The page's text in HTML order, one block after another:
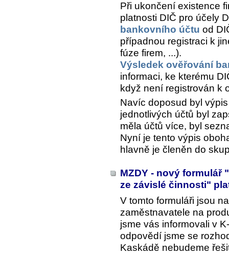
Při ukončení existence
platnosti DIČ pro účely
bankovního účtu od
případnou registraci k
fúze firem, ...).
Výsledek ověřování
informaci, ke kterému
když není registrován k
Navíc doposud byl
jednotlivých účtů byl
měla účtů více, byl
Nyní je tento výpis
hlavně je členěn do
MZDY - nový formulář
ze závislé činnosti"
V tomto formuláři jsou
zaměstnavatele na
jsme vás informovali v
odpovědí jsme se
Kaskádě nebudeme